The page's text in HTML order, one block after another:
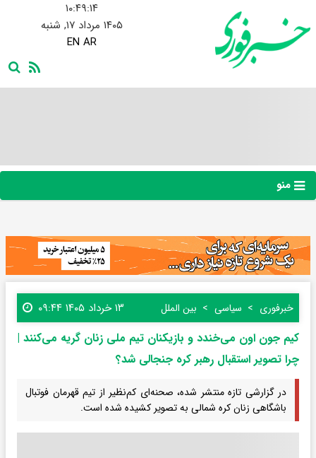
۱۰:۴۹:۱۵
۱۴۰۵ مرداد ۱۷, شنبه
EN AR
منو
خبرفوری سیاسی بین الملل ۱۳ خرداد ۱۴۰۵ ۰۹:۴۴
کیم جون اون می‌خندد و بازیکنان تیم ملی زنان گریه می‌کنند |
چرا تصویر استقبال رهبر کره جنجالی شد؟
در گزارشی تازه منتشر شده، صحنه‌ای کم‌نظیر از تیم قهرمان فوتبال
باشگاهی زنان کره شمالی به تصویر کشیده شده است.